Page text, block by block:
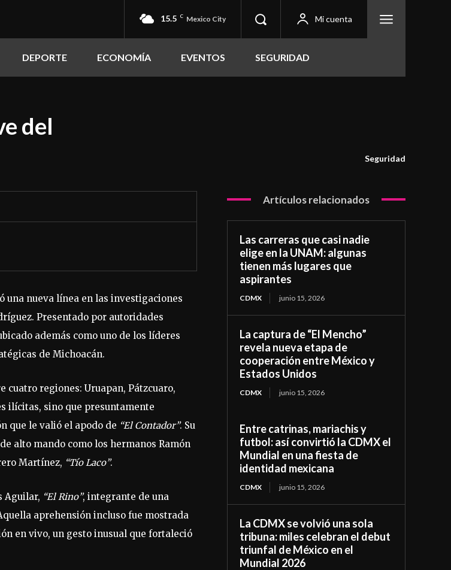
15.5 C Mexico City Mi cuenta
DEPORTE ECONOMÍA EVENTOS SEGURIDAD
del
Seguridad
una nueva línea en las investigaciones
Presentado por autoridades
además como uno de los líderes
de Michoacán.
cuatro regiones: Uruapan, Pátzcuaro,
ilícitas, sino que presuntamente
que le valió el apodo de “El Contador”. Su
alto mando como los hermanos Ramón
Martínez, “Tío Laco”.
Aguilar, “El Rino”, integrante de una
aprehensión incluso fue mostrada
en vivo, un gesto inusual que fortaleció
Artículos relacionados
Las carreras que casi nadie
elige en la UNAM: algunas
tienen más lugares que
aspirantes
CDMX junio 15, 2026
La captura de “El Mencho”
revela nueva etapa de
cooperación entre México y
Estados Unidos
CDMX junio 15, 2026
Entre catrinas, mariachis y
futbol: así convirtió la CDMX el
Mundial en una fiesta de
identidad mexicana
CDMX junio 15, 2026
La CDMX se volvió una sola
tribuna: miles celebran el debut
triunfal de México en el
Mundial 2026